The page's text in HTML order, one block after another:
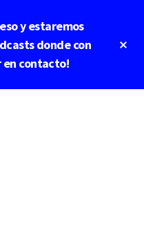
y estaremos
donde con
en contacto!